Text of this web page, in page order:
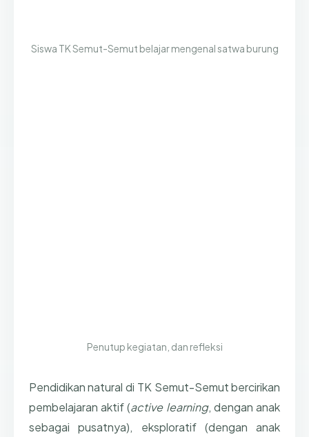
Siswa TK Semut-Semut belajar mengenal satwa burung
Penutup kegiatan, dan refleksi
Pendidikan natural di TK Semut-Semut bercirikan
pembelajaran aktif (active learning, dengan anak
sebagai pusatnya), eksploratif (dengan anak